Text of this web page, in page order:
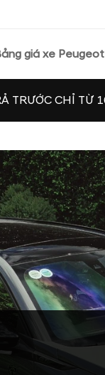
giá xe Peugeot
TRƯỚC CHỈ TỪ